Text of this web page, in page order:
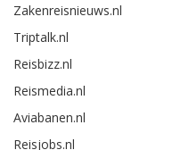
Zakenreisnieuws.nl
Triptalk.nl
Reisbizz.nl
Reismedia.nl
Aviabanen.nl
Reisjobs.nl